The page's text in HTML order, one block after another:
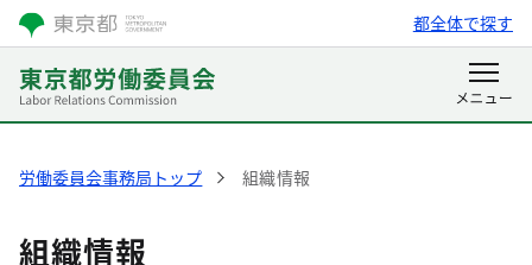
都全体で探す
労働委員会事務局トップ 組織情報
組織情報